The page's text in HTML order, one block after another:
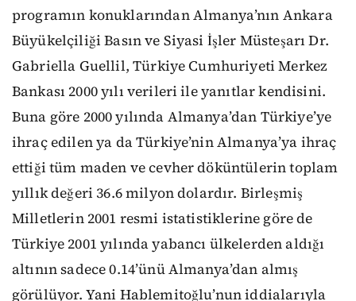
programın konuklarından Almanya’nın Ankara
Büyükelçiliği Basın ve Siyasi İşler Müsteşarı Dr.
Gabriella Guellil, Türkiye Cumhuriyeti Merkez
Bankası 2000 yılı verileri ile yanıtlar kendisini.
Buna göre 2000 yılında Almanya’dan Türkiye’ye
ihraç edilen ya da Türkiye’nin Almanya’ya ihraç
ettiği tüm maden ve cevher döküntülerin toplam
yıllık değeri 36.6 milyon dolardır. Birleşmiş
Milletlerin 2001 resmi istatistiklerine göre de
Türkiye 2001 yılında yabancı ülkelerden aldığı
altının sadece 0.14’ünü Almanya’dan almış
görülüyor. Yani Hablemitoğlu’nun iddialarıyla